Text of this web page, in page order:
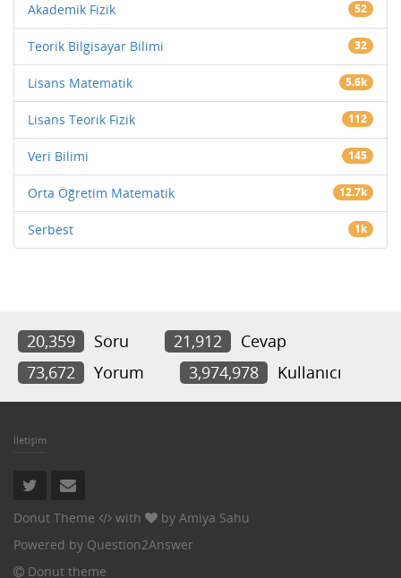
Akademik Fizik 52
Teorik Bilgisayar Bilimi 32
Lisans Matematik 5.6k
Lisans Teorik Fizik 112
Veri Bilimi 145
Orta Öğretim Matematik 12.7k
Serbest 1k
20,359 Soru 21,912
Cevap
73,672
Yorum 3,974,978 Kullanıcı
İletişim
Donut Theme with by Amiya Sahu
Powered by Question2Answer
Donut theme